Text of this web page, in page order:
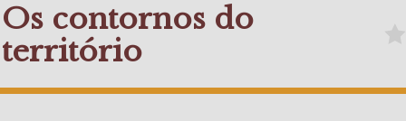
Os contornos do
território